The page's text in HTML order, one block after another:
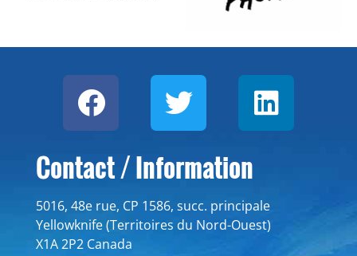
Contact / Information
5016, 48e rue, CP 1586, succ. principale
Yellowknife (Territoires du Nord-Ouest)
X1A 2P2 Canada